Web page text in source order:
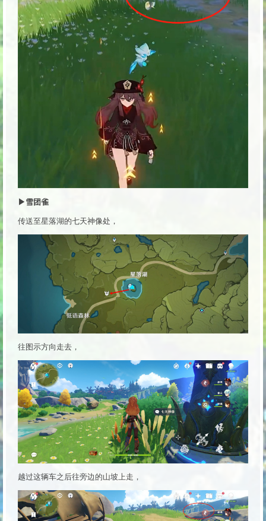
▶雪团雀
传送至星落湖的七天神像处，
往图示方向走去，
越过这辆车之后往旁边的山坡上走，